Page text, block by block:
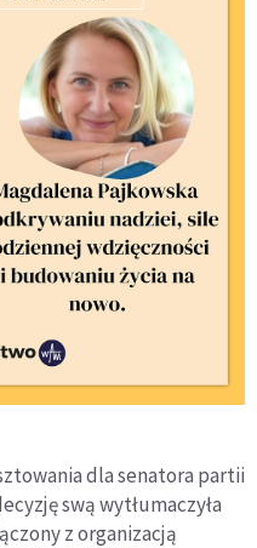
dla senatora partii
swą wytłumaczyła
z organizacją